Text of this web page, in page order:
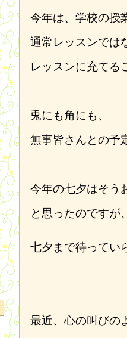
今年は、学校の授
通常レッスンでは
レッスンに充てる
兎にも角にも、
無事皆さんとの予
今年の七夕はそう
と思ったのですが
七夕まで待ってい
最近、心の叫びの